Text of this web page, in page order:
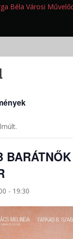
- 19:30